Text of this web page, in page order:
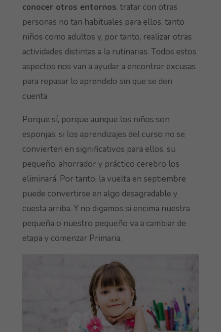
conocer otros entornos, tratar con otras
personas no tan habituales para ellos, tanto
niños como adultos y, por tanto, realizar otras
actividades distintas a la rutinarias. Todos estos
aspectos nos van a ayudar a encontrar excusas
para repasar lo aprendido sin que se den
cuenta.
Porque sí, porque aunque los niños son
esponjas, si los aprendizajes del curso no se
convierten en significativos para ellos, su
pequeño, ahorrador y práctico cerebro los
eliminará. Por tanto, la vuelta en septiembre
puede convertirse en algo desagradable y
cuesta arriba. Y no digamos si encima nuestra
pequeña o nuestro pequeño va a cambiar de
etapa y comenzar Primaria.